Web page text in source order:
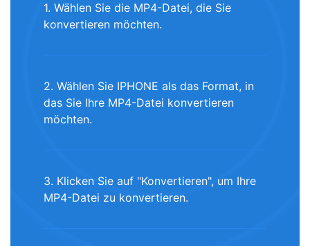
1. Wählen Sie die MP4-Datei, die Sie
konvertieren möchten.
2. Wählen Sie IPHONE als das Format, in
das Sie Ihre MP4-Datei konvertieren
möchten.
3. Klicken Sie auf "Konvertieren", um Ihre
MP4-Datei zu konvertieren.